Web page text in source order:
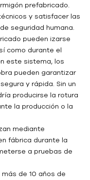
prefabricado.
y satisfacer las
seguridad humana.
pueden izarse
como durante el
este sistema, los
pueden garantizar
y rápida. Sin un
producirse la rotura
la producción o la
mediante
fábrica durante la
a pruebas de
de 10 años de